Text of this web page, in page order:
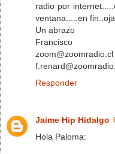
radio por
ventana.....en
Un abrazo
Francisco
Responder
Jaime Hip Hidalgo
Hola Paloma: